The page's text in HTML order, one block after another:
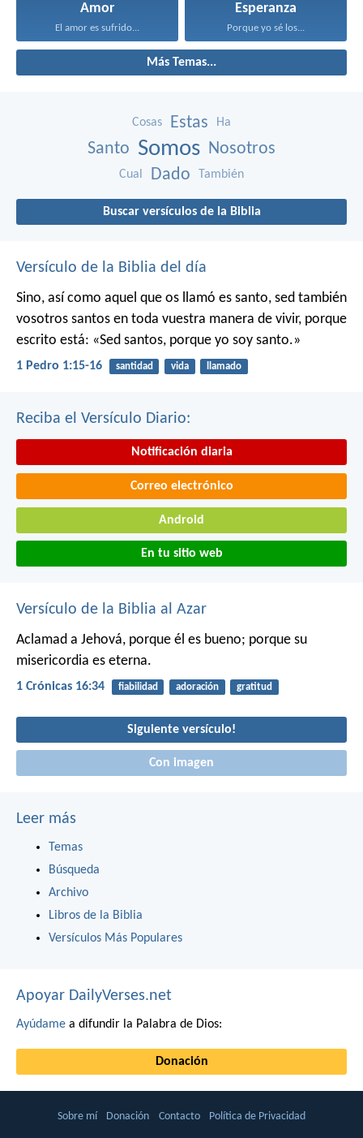
Amor
El amor es sufrido...
Esperanza
Porque yo sé los...
Más Temas...
Cosas Estas Ha
Santo Somos Nosotros
Cual Dado También
Buscar versículos de la Biblia
Versículo de la Biblia del día
Sino, así como aquel que os llamó es santo, sed también
vosotros santos en toda vuestra manera de vivir, porque
escrito está: «Sed santos, porque yo soy santo.»
1 Pedro 1:15-16 santidad vida llamado
Reciba el Versículo Diario:
Notificación diaria
Correo electrónico
Android
En tu sitio web
Versículo de la Biblia al Azar
Aclamad a Jehová, porque él es bueno; porque su
misericordia es eterna.
1 Crónicas 16:34 fiabilidad adoración gratitud
Siguiente versículo!
Con imagen
Leer más
Temas
Búsqueda
Archivo
Libros de la Biblia
Versículos Más Populares
Apoyar DailyVerses.net
Ayúdame a difundir la Palabra de Dios:
Donación
Sobre mí Donación Contacto Política de Privacidad